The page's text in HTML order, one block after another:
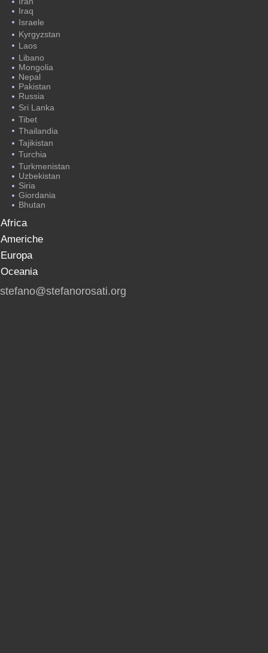
Iraq
Israele
Kyrgyzstan
Laos
Libano
Mongolia
Nepal
Pakistan
Russia
Sri Lanka
Tibet
Thailandia
Tajikistan
Turchia
Turkmenistan
Uzbekistan
Siria
Giordania
Bhutan
Africa
Americhe
Europa
Oceania
stefano@stefanorosati.org